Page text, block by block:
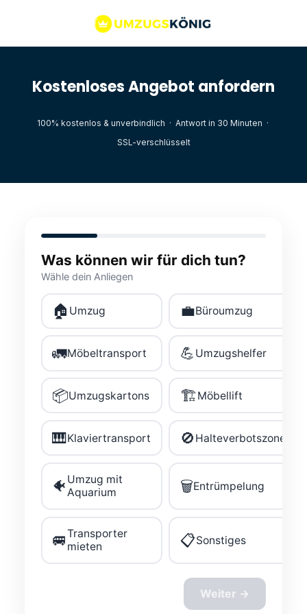
Kostenloses Angebot anfordern
100% kostenlos & unverbindlich · Antwort in 30 Minuten ·
SSL-verschlüsselt